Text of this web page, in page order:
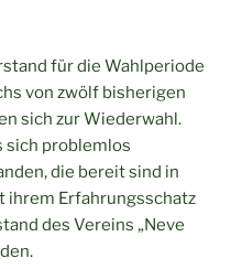
für die Wahlperiode
von zwölf bisherigen
sich zur Wiederwahl.
sich problemlos
die bereit sind in
ihrem Erfahrungsschatz
des Vereins „Neve